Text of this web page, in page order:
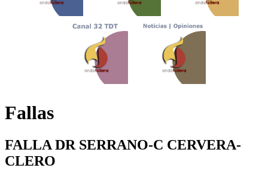
Fallas
FALLA DR SERRANO-C CERVERA-
CLERO